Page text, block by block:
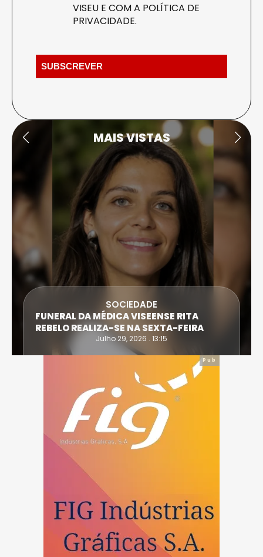
VISEU E COM A POLÍTICA DE
PRIVACIDADE.
MAIS VISTAS
SOCIEDADE
FUNERAL DA MÉDICA VISEENSE RITA
REBELO REALIZA-SE NA SEXTA-FEIRA
Julho 29, 2026 . 13:15
Pub